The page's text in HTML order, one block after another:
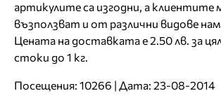
артикулите са изгодни, а клиентите
възползват и от различни видове
Цената на доставката е 2.50 лв. за
стоки до 1 кг.
Посещения: 10266 | Дата: 23-08-2014